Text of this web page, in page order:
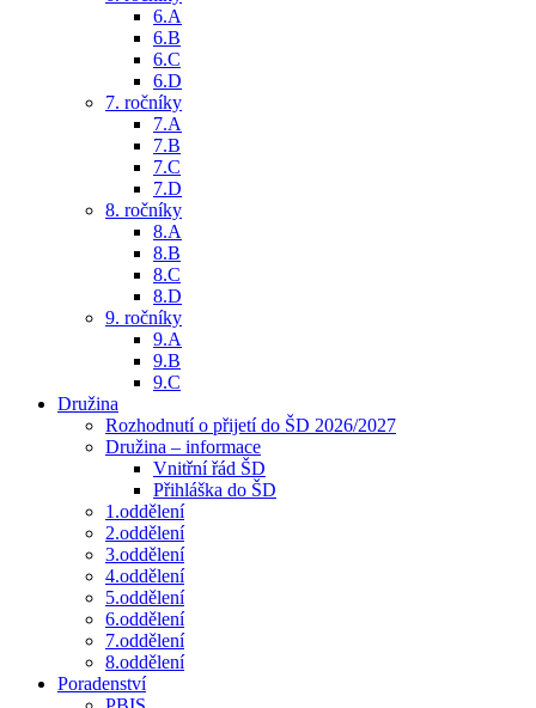
6.A
6.B
6.C
6.D
7. ročníky
7.A
7.B
7.C
7.D
8. ročníky
8.A
8.B
8.C
8.D
9. ročníky
9.A
9.B
9.C
Družina
Rozhodnutí o přijetí do ŠD 2026/2027
Družina – informace
Vnitřní řád ŠD
Přihláška do ŠD
1.oddělení
2.oddělení
3.oddělení
4.oddělení
5.oddělení
6.oddělení
7.oddělení
8.oddělení
Poradenství